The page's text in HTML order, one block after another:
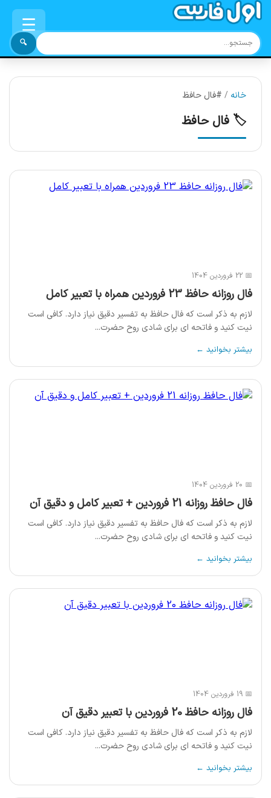
☰
🔍
خانه / #فال حافظ
🏷️ فال حافظ
📅 22 فروردین 1404
فال روزانه حافظ 23 فروردین همراه با تعبیر کامل
لازم به ذکر است که فال حافظ به تفسیر دقیق نیاز دارد. کافی است
نیت کنید و فاتحه ای برای شادی روح حضرت...
بیشتر بخوانید ←
📅 20 فروردین 1404
فال حافظ روزانه 21 فروردین + تعبیر کامل و دقیق آن
لازم به ذکر است که فال حافظ به تفسیر دقیق نیاز دارد. کافی است
نیت کنید و فاتحه ای برای شادی روح حضرت...
بیشتر بخوانید ←
📅 19 فروردین 1404
فال روزانه حافظ 20 فروردین با تعبیر دقیق آن
لازم به ذکر است که فال حافظ به تفسیر دقیق نیاز دارد. کافی است
نیت کنید و فاتحه ای برای شادی روح حضرت...
بیشتر بخوانید ←